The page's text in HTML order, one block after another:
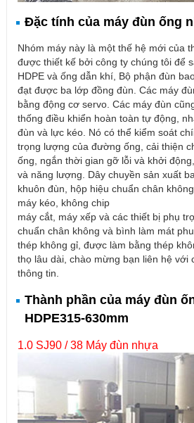
Đặc tính của máy đùn ống
Nhóm máy này là một thế hệ mới của
được thiết kế bởi công ty chúng tôi để
HDPE và ống dẫn khí, Bộ phận đùn
đạt được ba lớp đồng đùn. Các máy
bằng động cơ servo. Các máy đùn
thống điều khiển hoàn toàn tự động,
đùn và lực kéo. Nó có thể kiểm soát
trọng lượng của đường ống, cải thiện
ống, ngắn thời gian gỡ lỗi và khởi
và năng lượng. Dây chuyền sản xuất
khuôn đùn, hộp hiệu chuẩn chân
máy kéo, không chip
máy cắt, máy xếp và các thiết bị phụ
chuẩn chân không và bình làm mát
thép không gỉ, được làm bằng thép
thọ lâu dài, chào mừng bạn liên hệ với
thông tin.
Thành phần của máy đùn
HDPE315-630mm
1.0 SJ90 / 38 Máy đùn nhựa